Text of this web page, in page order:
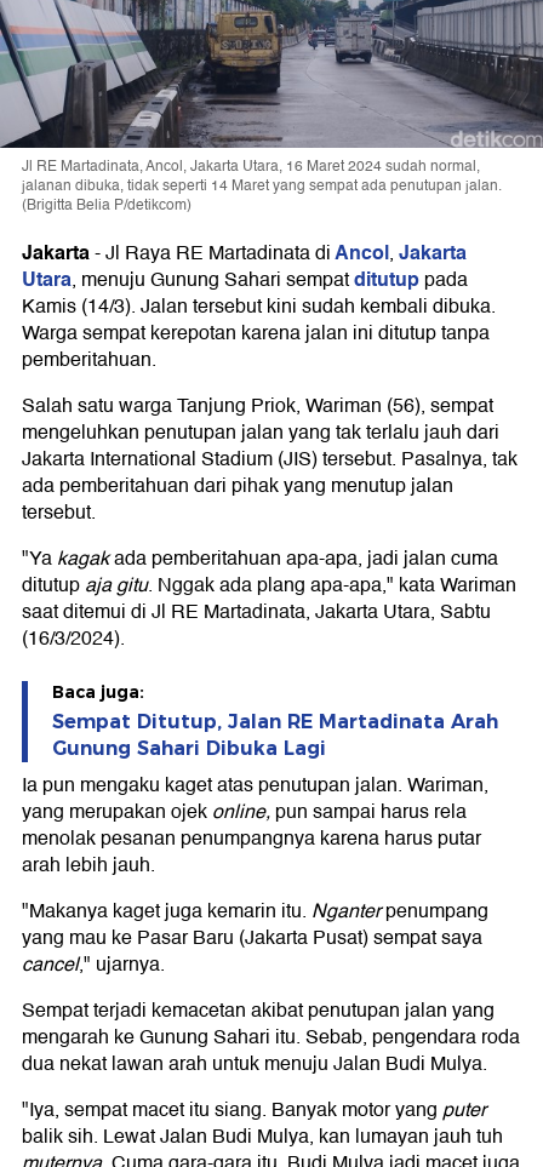
Jl RE Martadinata, Ancol, Jakarta Utara, 16 Maret 2024 sudah normal,
jalanan dibuka, tidak seperti 14 Maret yang sempat ada penutupan jalan.
(Brigitta Belia P/detikcom)
Jakarta-Jl Raya RE Martadinata diAncol,Jakarta
Utara, menuju Gunung Sahari sempatditutuppada
Kamis (14/3). Jalan tersebut kini sudah kembali dibuka.
Warga sempat kerepotan karena jalan ini ditutup tanpa
pemberitahuan.
Salah satu warga Tanjung Priok, Wariman (56), sempat
mengeluhkan penutupan jalan yang tak terlalu jauh dari
Jakarta International Stadium (JIS) tersebut. Pasalnya, tak
ada pemberitahuan dari pihak yang menutup jalan
tersebut.
"Yakagakada pemberitahuan apa-apa, jadi jalan cuma
ditutupaja gitu. Nggak ada plang apa-apa," kata Wariman
saat ditemui di Jl RE Martadinata, Jakarta Utara, Sabtu
(16/3/2024).
Baca juga:
Sempat Ditutup, Jalan RE Martadinata Arah
Gunung Sahari Dibuka Lagi
Ia pun mengaku kaget atas penutupan jalan. Wariman,
yang merupakan ojekonline,pun sampai harus rela
menolak pesanan penumpangnya karena harus putar
arah lebih jauh.
"Makanya kaget juga kemarin itu. Nganterpenumpang
yang mau ke Pasar Baru (Jakarta Pusat) sempat saya
cancel," ujarnya.
Sempat terjadi kemacetan akibat penutupan jalan yang
mengarah ke Gunung Sahari itu. Sebab, pengendara roda
dua nekat lawan arah untuk menuju Jalan Budi Mulya.
"Iya, sempat macet itu siang. Banyak motor yangputer
balik sih. Lewat Jalan Budi Mulya, kan lumayan jauh tuh